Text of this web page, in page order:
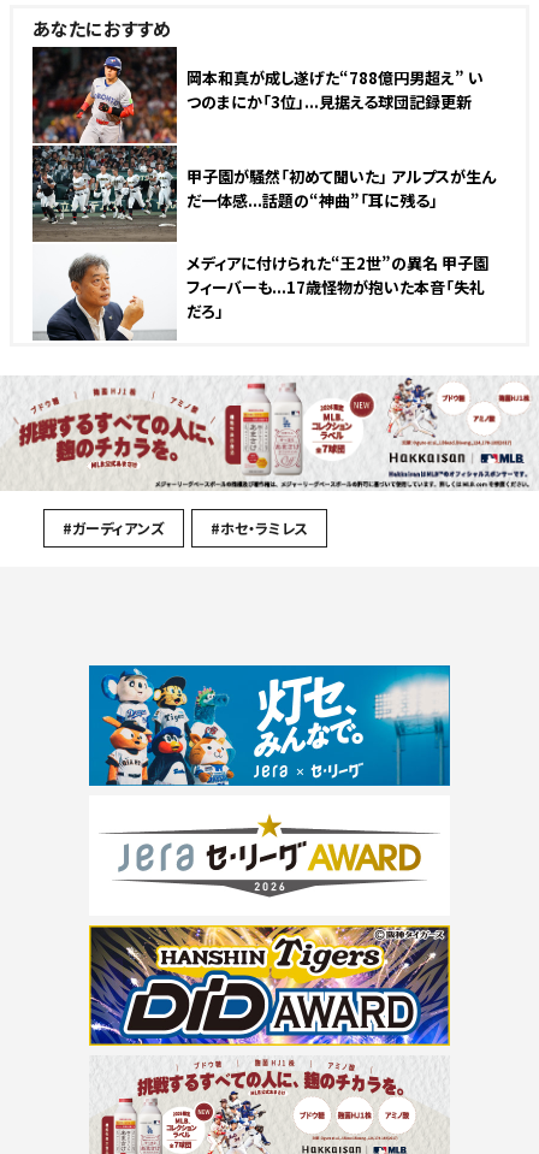
あなたにおすすめ
岡本和真が成し遂げた“788億円男超え” い
つのまにか「3位」...見据える球団記録更新
甲子園が騒然「初めて聞いた」 アルプスが生ん
だ一体感...話題の“神曲”「耳に残る」
メディアに付けられた“王2世”の異名 甲子園
フィーバーも...17歳怪物が抱いた本音「失礼
だろ」
#ガーディアンズ #ホセ・ラミレス